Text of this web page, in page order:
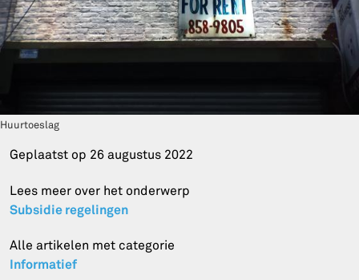
Huurtoeslag
Geplaatst op 26 augustus 2022
Lees meer over het onderwerp
Subsidie regelingen
Alle artikelen met categorie
Informatief